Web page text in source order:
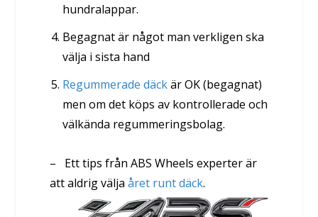
hundralappar.
Begagnat är något man verkligen ska
välja i sista hand
Regummerade däckär OK (begagnat)
men om det köps av kontrollerade och
välkända regummeringsbolag.
– Ett tips från ABS Wheels experter är
att aldrig välja året runt däck.